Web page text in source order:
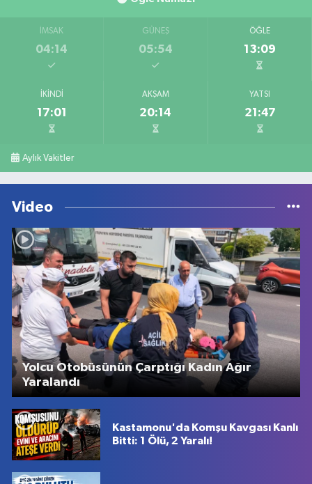
İMSAK
04:14
GÜNEŞ
05:54
ÖĞLE
13:09
İKINDI
17:01
AKŞAM
20:14
YATSI
21:47
Aylık Vakitler
Video
Yolcu Otobüsünün Çarptığı Kadın Ağır
Yaralandı
Kastamonu'da Komşu Kavgası Kanlı
Bitti: 1 Ölü, 2 Yaralı!